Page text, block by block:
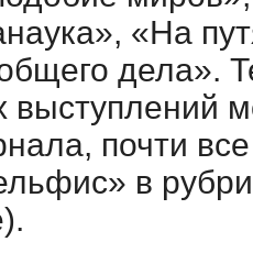
«На
дела».
выступлений
почти
в